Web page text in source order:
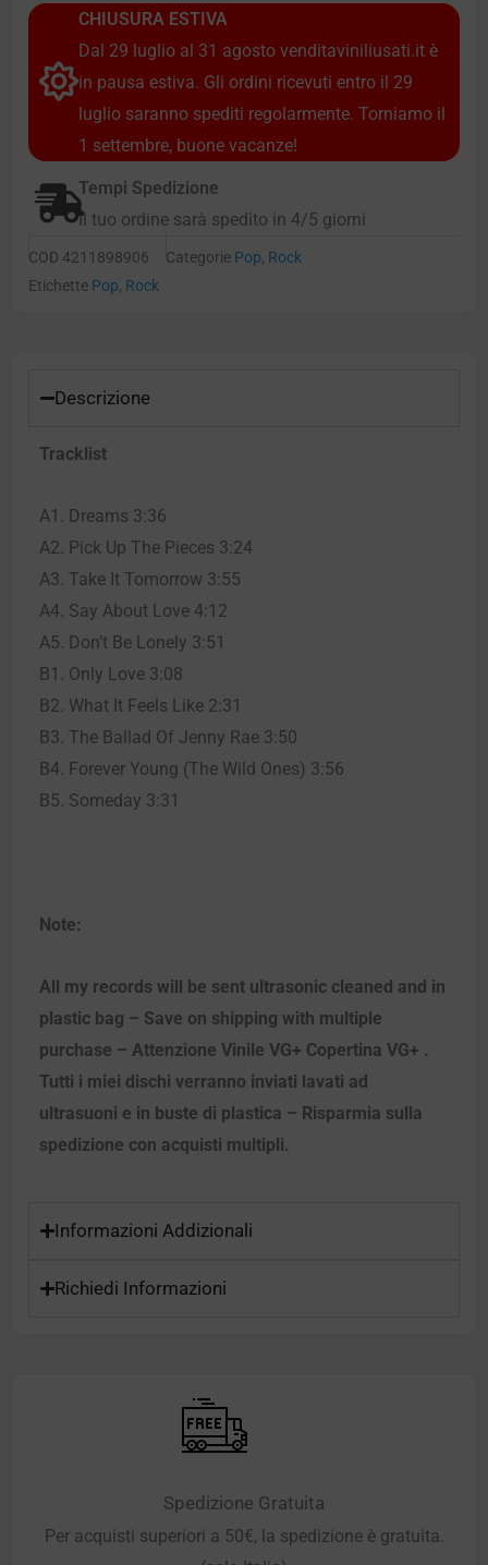
CHIUSURA ESTIVA
Dal 29 luglio al 31 agosto venditaviniliusati.it è
in pausa estiva. Gli ordini ricevuti entro il 29
luglio saranno spediti regolarmente. Torniamo il
1 settembre, buone vacanze!
Tempi Spedizione
Il tuo ordine sarà spedito in 4/5 giorni
COD 4211898906 Categorie Pop, Rock
Etichette Pop, Rock
Descrizione
Tracklist
A1. Dreams 3:36
A2. Pick Up The Pieces 3:24
A3. Take It Tomorrow 3:55
A4. Say About Love 4:12
A5. Don’t Be Lonely 3:51
B1. Only Love 3:08
B2. What It Feels Like 2:31
B3. The Ballad Of Jenny Rae 3:50
B4. Forever Young (The Wild Ones) 3:56
B5. Someday 3:31
Note:
All my records will be sent ultrasonic cleaned and in
plastic bag – Save on shipping with multiple
purchase – Attenzione Vinile VG+ Copertina VG+ .
Tutti i miei dischi verranno inviati lavati ad
ultrasuoni e in buste di plastica – Risparmia sulla
spedizione con acquisti multipli.
Informazioni Addizionali
Richiedi Informazioni
Spedizione Gratuita
Per acquisti superiori a 50€, la spedizione è gratuita.